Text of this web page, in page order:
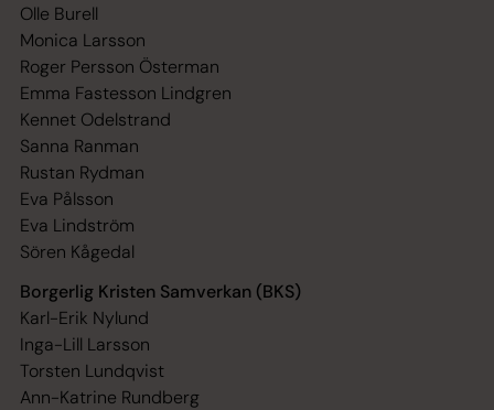
Olle Burell
Monica Larsson
Roger Persson Österman
Emma Fastesson Lindgren
Kennet Odelstrand
Sanna Ranman
Rustan Rydman
Eva Pålsson
Eva Lindström
Sören Kågedal
Borgerlig Kristen Samverkan (BKS)
Karl-Erik Nylund
Inga-Lill Larsson
Torsten Lundqvist
Ann-Katrine Rundberg